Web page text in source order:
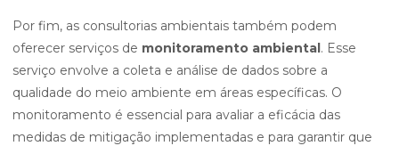
Por fim, as consultorias ambientais também podem
oferecer serviços de monitoramento ambiental. Esse
serviço envolve a coleta e análise de dados sobre a
qualidade do meio ambiente em áreas específicas. O
monitoramento é essencial para avaliar a eficácia das
medidas de mitigação implementadas e para garantir que